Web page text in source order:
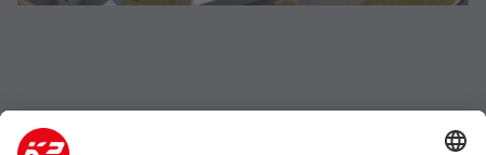
Unternehmen